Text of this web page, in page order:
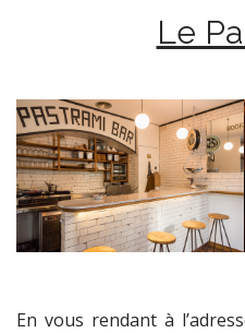
Le
En vous rendant à